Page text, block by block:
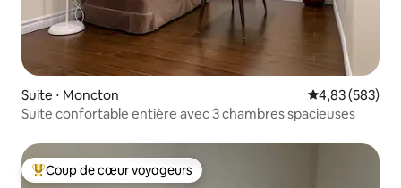
Suite ⋅ Moncton Évaluation
4,83 (583)
Suite confortable entière avec 3 chambres spacieuses
Coups de cœur voyageurs les plus appréciés
Coup de cœur voyageurs